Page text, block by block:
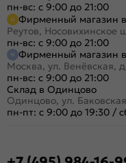
пн-вс: с 9:00 до 21:00
Фирменный магазин
Реутов, Носовихинское
пн-вс: с 9:00 до 21:00
Фирменный магазин
Москва, ул. Венёвская,
пн-вс: с 9:00 до 21:00
Склад в Одинцово
Одинцово, ул.
пн-пт: с 9:00 до 19:30 /